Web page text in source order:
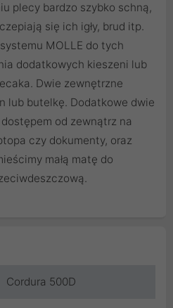
plecy bardzo szybko schną,
się ich igły, brud itp.
MOLLE do tych
dodatkowych kieszeni lub
Dwie zewnętrzne
lub butelkę. Dodatkowe dwie
od zewnątrz na
czy dokumenty, oraz
małą matę do
Cordura 500D